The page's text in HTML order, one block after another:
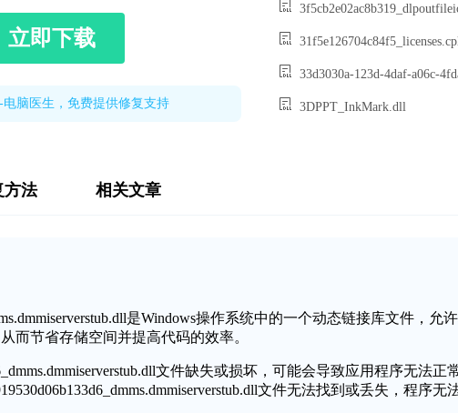
立即下载
电脑医生，免费提供修复支持
33d3030a-123d-4daf-a06c-
3DPPT_InkMark.dll
方法 相关文章
是Windows操作系统中的一个动态链接库文件，允
而节省存储空间并提高代码的效率。
文件缺失或损坏，可能会导致应用程序无法
文件无法找到或丢失，程序无